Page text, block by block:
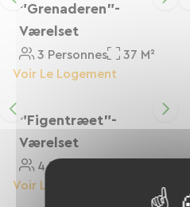
"Grenaderen"-
Værelset
3 Personnes
37 M²
Voir Le Logement
"Figentræet"-
Værelset
4 Personnes
Voir Le Logement